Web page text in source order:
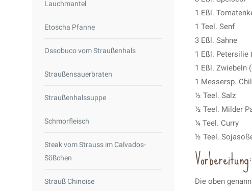
1 Eßl.
1 Teel. Senf
3 Eßl. Sahne
1 Eßl. Petersilie
1 Eßl. Zwiebeln
1 Messersp.
½ Teel. Salz
½ Teel. Milder
¼ Teel. Curry
½ Teel.
Vorbereitung:
Die oben
Lauchmantel
Etoscha Pfanne
Ossobuco vom Straußenhals
Straußensauerbraten
Straußenhalssuppe
Schmorfleisch
Steak vom Strauss im Calvados-
Sößchen
Strauß Chinoise